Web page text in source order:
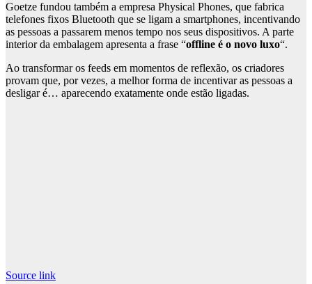
Goetze fundou também a empresa Physical Phones, que fabrica
telefones fixos Bluetooth que se ligam a smartphones, incentivando
as pessoas a passarem menos tempo nos seus dispositivos. A parte
interior da embalagem apresenta a frase “offline é o novo luxo“.
Ao transformar os feeds em momentos de reflexão, os criadores
provam que, por vezes, a melhor forma de incentivar as pessoas a
desligar é… aparecendo exatamente onde estão ligadas.
Source link